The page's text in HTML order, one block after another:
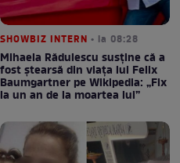
SHOWBIZ INTERN • la 08:28
Mihaela Rădulescu susține că a
fost ștearsă din viața lui Felix
Baumgartner pe Wikipedia: „Fix
la un an de la moartea lui”